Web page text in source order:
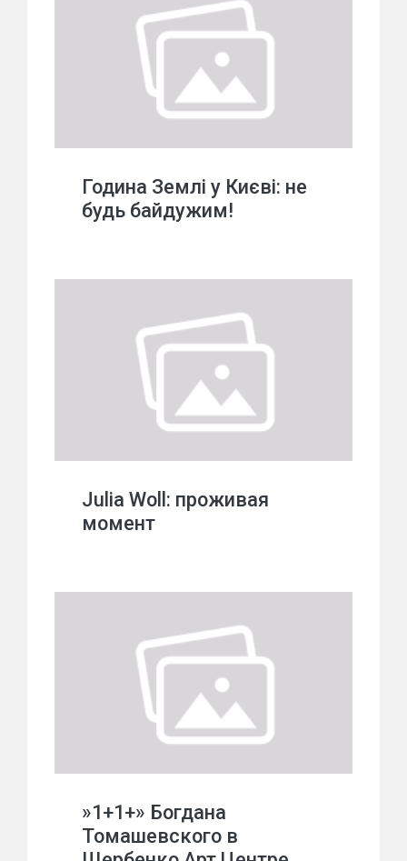
Година Землі у Києві: не
будь байдужим!
Julia Woll: проживая
момент
»1+1+» Богдана
Томашевского в